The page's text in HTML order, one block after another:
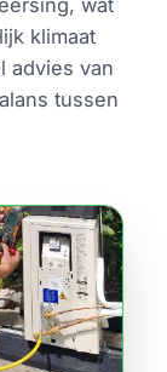
klimaat
advies van
tussen